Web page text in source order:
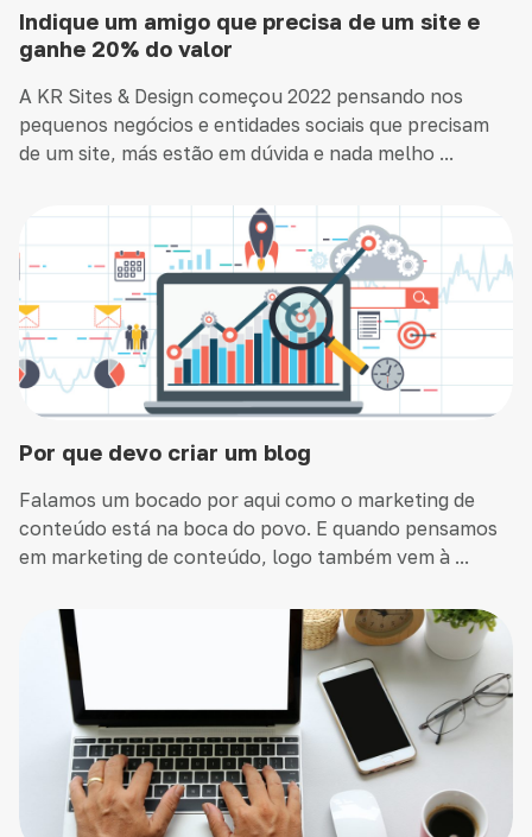
Indique um amigo que precisa de um site e
ganhe 20% do valor
A KR Sites & Design começou 2022 pensando nos
pequenos negócios e entidades sociais que precisam
de um site, más estão em dúvida e nada melho ...
Por que devo criar um blog
Falamos um bocado por aqui como o marketing de
conteúdo está na boca do povo. E quando pensamos
em marketing de conteúdo, logo também vem à ...